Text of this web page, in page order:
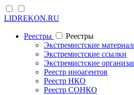
LIDREKON.RU
Реестры
Реестры
Экстремистские
Экстремистские ссылки
Экстремистские
Реестр иноагентов
Реестр НКО
Реестр СОНКО